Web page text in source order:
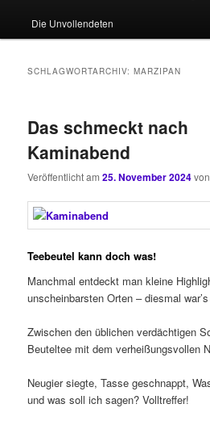
Die Unvollendeten
SCHLAGWORTARCHIV:MARZIPAN
Das schmeckt nach
Kaminabend
Veröffentlicht am25. November 2024
Teebeutel kann doch was!
Manchmal entdeckt man kleine
unscheinbarsten Orten – diesmal
Zwischen den üblichen verdächtigen
Beuteltee mit dem verheißungsvollen
Neugier siegte, Tasse geschnappt,
und was soll ich sagen? Volltreffer!